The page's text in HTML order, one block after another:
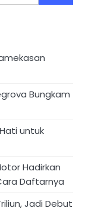
Bungkam
untuk
Hadirkan
Daftarnya
Jadi Debut